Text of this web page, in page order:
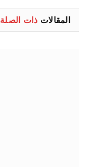
المقالات ذات الصلة